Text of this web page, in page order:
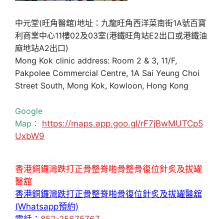
中元堂(旺角醫舘)地址：九龍旺角西洋菜南街1A號百寶
利商業中心11樓02及03室(港鐵旺角站E2出口或港鐵油
麻地站A2出口)
Mong Kok clinic address: Room 2 & 3, 11/F,
Pakpolee Commercial Centre, 1A Sai Yeung Choi
Street South, Mong Kok, Kowloon, Hong Kong
Google
Map： https://maps.app.goo.gl/rF7jBwMUTCp5
UxbW9
香港銅鑼灣跌打正骨整脊啪骨整骨復位針炙及拔罐
醫舘
香港銅鑼灣跌打正骨整脊啪骨復位針炙及拔罐醫舘
(Whatsapp預約)